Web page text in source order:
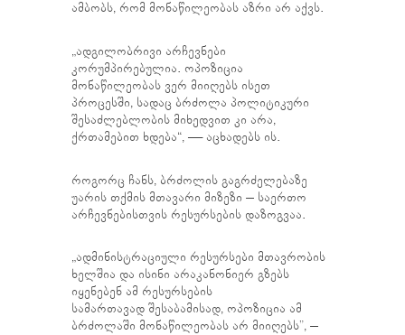
ამბობს, რომ მონაწილეობას აზრი არ აქვს.
„ადგილობრივი არჩევნები
კორუმპირებულია. ოპოზიცია
მონაწილეობას ვერ მიიღებს ისეთ
პროცესში, სადაც ბრძოლა პოლიტიკური
შესაძლებლობის მიხედვით კი არა,
ქრთამებით ხდება“, — აცხადებს ის.
როგორც ჩანს, ბრძოლის გაგრძელებაზე
უარის თქმის მთავარი მიზეზი – საერთო
არჩევნებისთვის რესურსების დაზოგვაა.
„ადმინისტრაციული რესურსები მთავრობის
ხელშია და ისინი არაკანონიერ გზებს
იყენებენ ამ რესურსების
სამართავად შესაბამისად, ოპოზიცია ამ
ბრძოლაში მონაწილეობას არ მიიღებს”, –